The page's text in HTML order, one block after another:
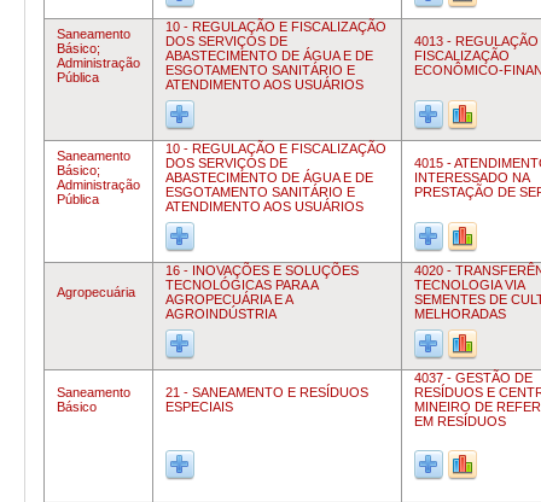
Saneamento
Básico;
Administração
Pública
10 - REGULAÇÃO E FISCALIZAÇÃO
DOS SERVIÇOS DE
ABASTECIMENTO DE ÁGUA E DE
ESGOTAMENTO SANITÁRIO E
ATENDIMENTO AOS USUÁRIOS
4013 - REGULAÇÃO
FISCALIZAÇÃO
ECONÔMICO-
Saneamento
Básico;
Administração
Pública
10 - REGULAÇÃO E FISCALIZAÇÃO
DOS SERVIÇOS DE
ABASTECIMENTO DE ÁGUA E DE
ESGOTAMENTO SANITÁRIO E
ATENDIMENTO AOS USUÁRIOS
4015 -
INTERESSADO NA
PRESTAÇÃO DE
Agropecuária
16 - INOVAÇÕES E SOLUÇÕES
TECNOLÓGICAS PARA A
AGROPECUÁRIA E A
AGROINDÚSTRIA
4020 -
TECNOLOGIA VIA
SEMENTES DE
MELHORADAS
Saneamento
Básico
21 - SANEAMENTO E RESÍDUOS
ESPECIAIS
4037 - GESTÃO DE
RESÍDUOS E
MINEIRO DE
EM RESÍDUOS